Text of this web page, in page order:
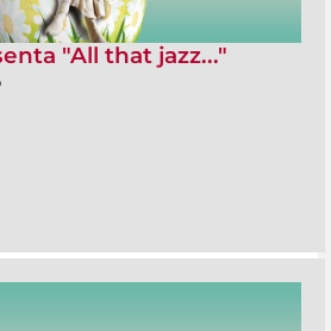
"All that jazz..."